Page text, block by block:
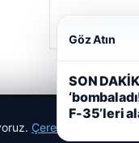
Çerez Politikamız
Göz Atın
SON
F-35’leri